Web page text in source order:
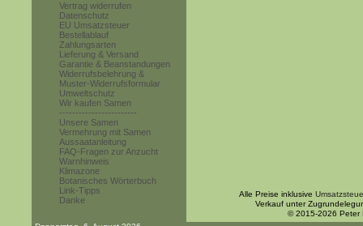
Vertrag widerrufen
Datenschutz
EU Umsatzsteuer
Bestellablauf
Zahlungsarten
Lieferung & Versand
Garantie & Beanstandungen
Widerrufsbelehrung &
Muster-Widerrufsformular
Umweltschutz
Wir kaufen Samen
------------------------
Unsere Samen
Vermehrung mit Samen
Aussaatanleitung
FAQ-Fragen zur Anzucht
Warnhinweis
Klimazone
Botanisches Wörterbuch
Link-Tipps
Danke
Alle Preise inklusive
Verkauf unter
© 2015-2026 Peter